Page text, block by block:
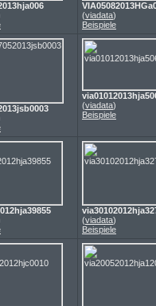
(viadata)
Beispiele
(viadata)
Beispiele
(viadata)
Beispiele